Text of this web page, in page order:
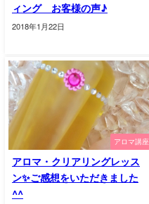
ィング お客様の声♪
2018年1月22日
アロマ講座
アロマ・クリアリングレッス
ン✨ご感想をいただきました
^^